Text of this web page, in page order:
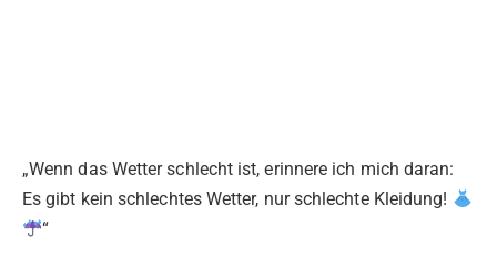
„Wenn das Wetter schlecht ist, erinnere ich mich daran:
Es gibt kein schlechtes Wetter, nur schlechte Kleidung!
“